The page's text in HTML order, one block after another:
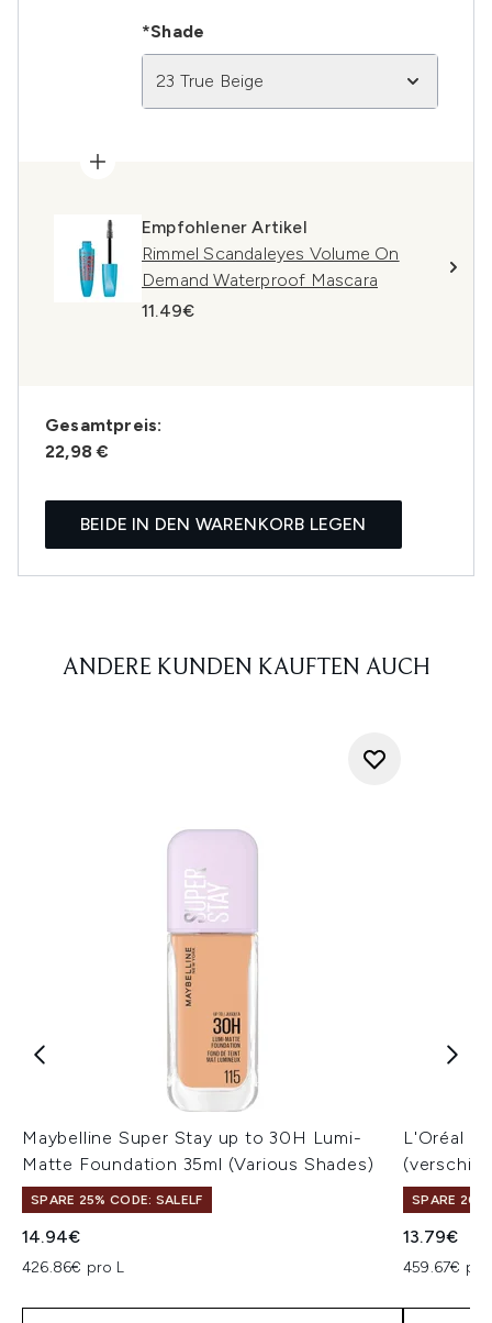
*Shade
23 True Beige
Empfohlener Artikel
Rimmel Scandaleyes Volume On
Demand Waterproof Mascara
11.49€
Gesamtpreis:
22,98 €
BEIDE IN DEN WARENKORB LEGEN
ANDERE KUNDEN KAUFTEN AUCH
Maybelline Super Stay up to 30H Lumi-
Matte Foundation 35ml (Various Shades)
SPARE 25% CODE: SALELF
14.94€
426.86€ pro L
L'Oréal
SPARE 20%
13.79€
459.67€